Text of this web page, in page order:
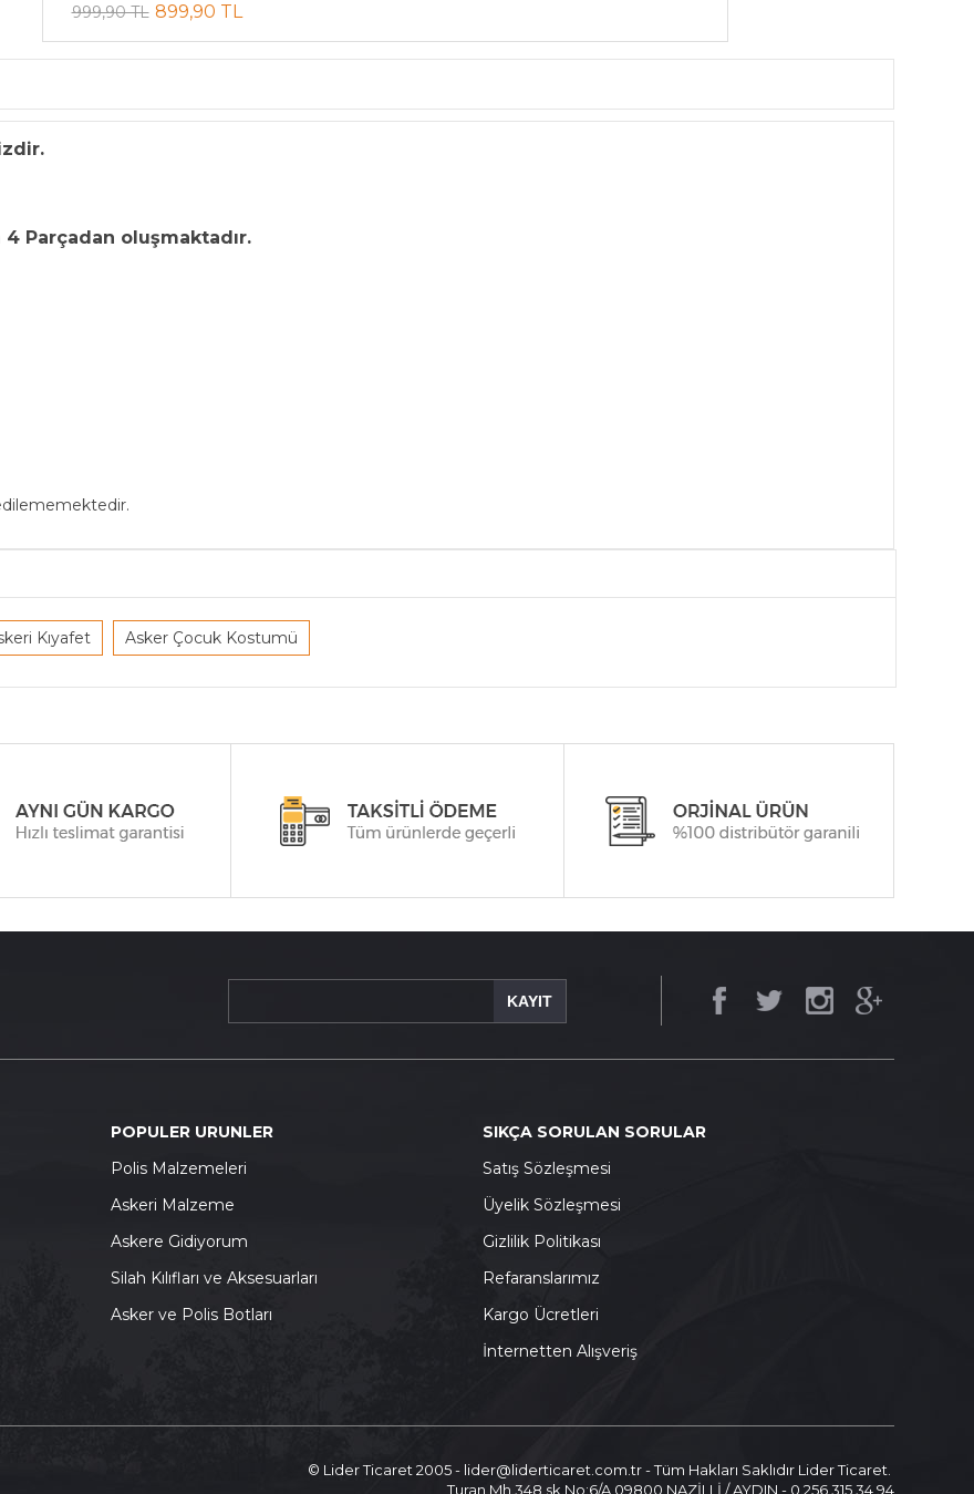
999,90 TL 899,90 TL
Parçadan oluşmaktadır.
Kıyafet Asker Çocuk Kostumü
KAYIT
POPULER URUNLER
SIKÇA SORULAN SORULAR
Polis Malzemeleri Satış Sözleşmesi
Askeri Malzeme Üyelik Sözleşmesi
Askere Gidiyorum Gizlilik Politikası
Silah Kılıfları ve Aksesuarları
Refaranslarımız
Asker ve Polis Botları Kargo Ücretleri
İnternetten Alışveriş
© Lider Ticaret 2005 - lider@liderticaret.com.tr - Tüm Hakları Saklıdır Lider Ticaret.
Turan Mh.348 sk.No:6/A 09800 NAZİLLİ / AYDIN - 0.256.315 34 94